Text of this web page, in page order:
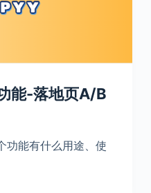
能-落地页A/B
功能有什么用途、使